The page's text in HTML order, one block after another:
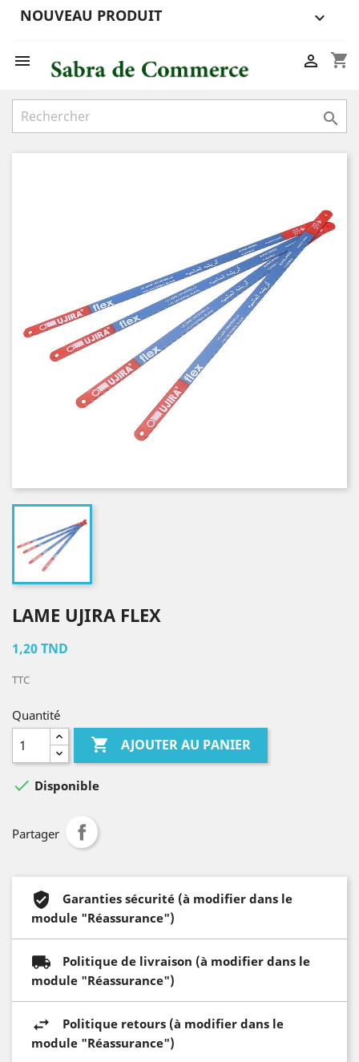
NOUVEAU PRODUIT 
 shopping_cart


LAME UJIRA FLEX
1,20 TND
TTC
Quantité
 AJOUTER AU PANIER
 Disponible
Partager
Garanties sécurité (à modifier dans le
module "Réassurance")
Politique de livraison (à modifier dans le
module "Réassurance")
Politique retours (à modifier dans le
module "Réassurance")